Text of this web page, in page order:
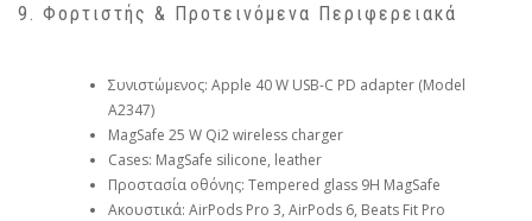
9. Φορτιστής & Προτεινόμενα Περιφερειακά
Συνιστώμενος: Apple 40 W USB-C PD adapter (Model
A2347)
MagSafe 25 W Qi2 wireless charger
Cases: MagSafe silicone, leather
Προστασία οθόνης: Tempered glass 9H MagSafe
Ακουστικά: AirPods Pro 3, AirPods 6, Beats Fit Pro